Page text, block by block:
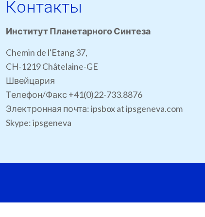
Контакты
Институт Планетарного Синтеза
Chemin de l'Etang 37,
CH-1219 Châtelaine-GE
Швейцария
Телефон/Факс +41(0)22-733.8876
Электронная почта: ipsbox at ipsgeneva.com
Skype: ipsgeneva